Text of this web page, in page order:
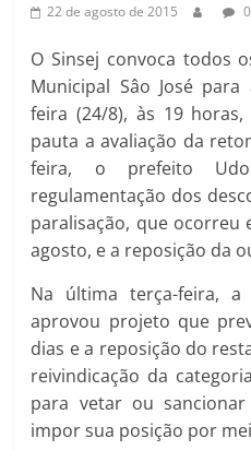
22 de agosto de 2015
O Sinsej convoca todos
Municipal Sâo José
feira (24/8), às 19
pauta a avaliação da
feira, o prefeito
regulamentação dos
paralisação, que ocorreu
agosto, e a reposição da
Na última terça-feira, a
aprovou projeto que
dias e a reposição do
reivindicação da
para vetar ou
impor sua posição por